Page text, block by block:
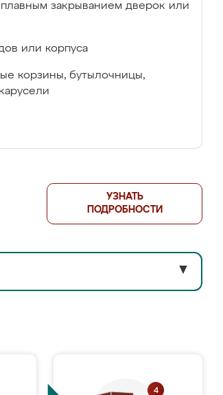
закрыванием дверок или
или корпуса
корзины, бутылочницы,
УЗНАТЬ
ПОДРОБНОСТИ
▼